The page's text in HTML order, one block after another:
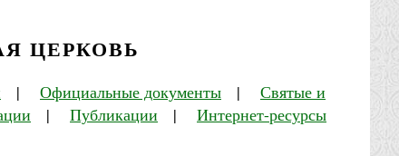
ЦЕРКОВЬ
| Официальные документы | Святые и
| Публикации | Интернет-ресурсы